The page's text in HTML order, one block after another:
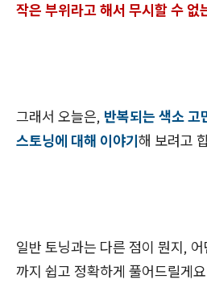
작은 부위라고 해서 무시할 수 없
그래서 오늘은, 반복되는 색소 고
스토닝에 대해 이야기해 보려고
일반 토닝과는 다른 점이 뭔지,
까지 쉽고 정확하게 풀어드릴게